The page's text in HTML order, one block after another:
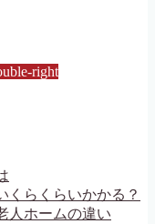
right
らくらいかかる？
人ホームの違い